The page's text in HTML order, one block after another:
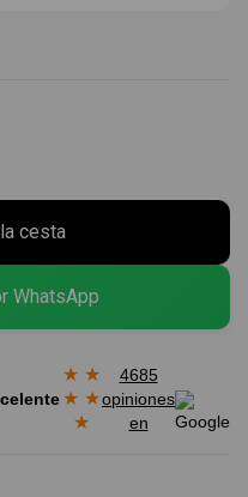
cesta
WhatsApp
★ ★
★ ★
★
4685
opiniones
en